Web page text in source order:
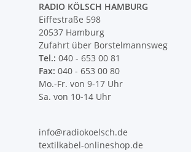
RADIO KÖLSCH HAMBURG
Eiffestraße 598
20537 Hamburg
Zufahrt über Borstelmannsweg
Tel.: 040 - 653 00 81
Fax: 040 - 653 00 80
Mo.-Fr. von 9-17 Uhr
Sa. von 10-14 Uhr
info@radiokoelsch.de
textilkabel-onlineshop.de